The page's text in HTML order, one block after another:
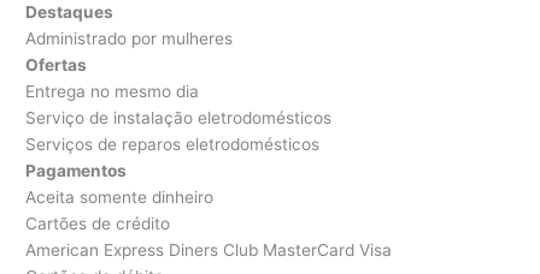
Destaques
Administrado por mulheres
Ofertas
Entrega no mesmo dia
Serviço de instalação eletrodomésticos
Serviços de reparos eletrodomésticos
Pagamentos
Aceita somente dinheiro
Cartões de crédito
American Express Diners Club MasterCard Visa